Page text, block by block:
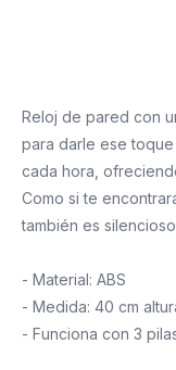
Reloj de pared con
para darle ese
cada hora,
Como si te
también es
- Material: ABS
- Medida: 40 cm
- Funciona con 3